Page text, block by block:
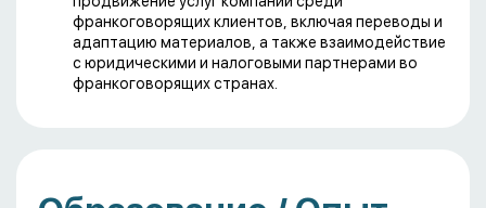
франкоговорящих клиентов, включая переводы и
адаптацию материалов, а также взаимодействие
с юридическими и налоговыми партнерами во
франкоговорящих странах.